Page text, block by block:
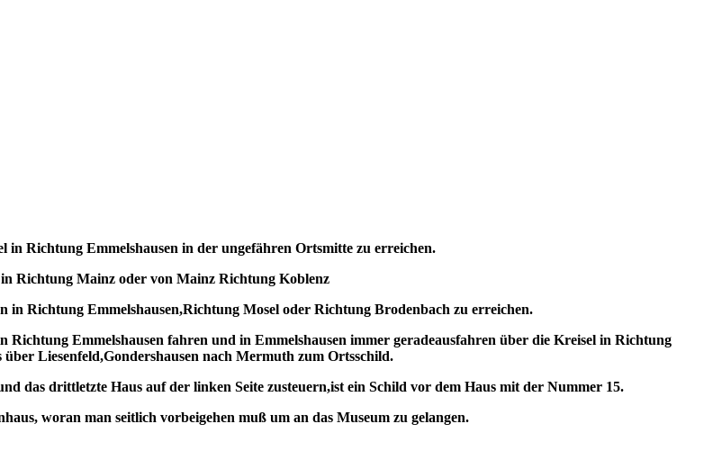
Richtung Emmelshausen in der ungefähren Ortsmitte zu erreichen.
Richtung Mainz oder von Mainz Richtung Koblenz
in Richtung Emmelshausen,Richtung Mosel oder Richtung Brodenbach zu erreichen.
Richtung Emmelshausen fahren und in Emmelshausen immer geradeausfahren über die Kreisel in Richtung
Liesenfeld,Gondershausen nach Mermuth zum Ortsschild.
das drittletzte Haus auf der linken Seite zusteuern,ist ein Schild vor dem Haus mit der Nummer 15.
woran man seitlich vorbeigehen muß um an das Museum zu gelangen.